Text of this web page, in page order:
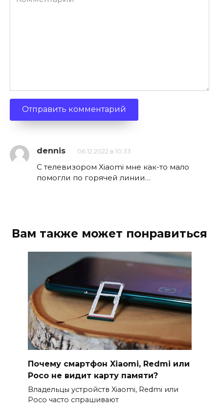
dennis 06.12.2022 в 10:33
С телевизором Xiaomi мне как-то мало
помогли по горячей линии…
Вам также может понравиться
Почему смартфон Xiaomi, Redmi или
Poco не видит карту памяти?
Владельцы устройств Xiaomi, Redmi или
Poco часто спрашивают